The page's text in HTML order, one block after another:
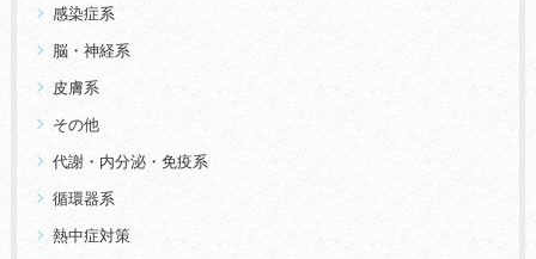
感染症系
脳・神経系
皮膚系
その他
代謝・内分泌・免疫系
循環器系
熱中症対策